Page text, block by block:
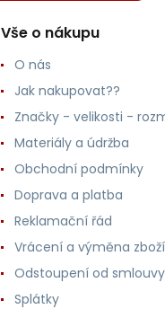
Vše o nákupu
O nás
Jak nakupovat??
Značky - velikosti -
Materiály a údržba
Obchodní podmínky
Doprava a platba
Reklamační řád
Vrácení a výměna zboží
Odstoupení od smlouvy
Splátky